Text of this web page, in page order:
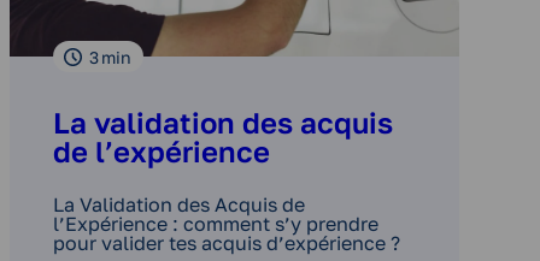
3 min
La validation des acquis
de l’expérience
La Validation des Acquis de
l’Expérience : comment s’y prendre
pour valider tes acquis d’expérience ?